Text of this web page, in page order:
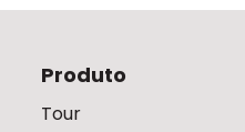
Produto
Tour